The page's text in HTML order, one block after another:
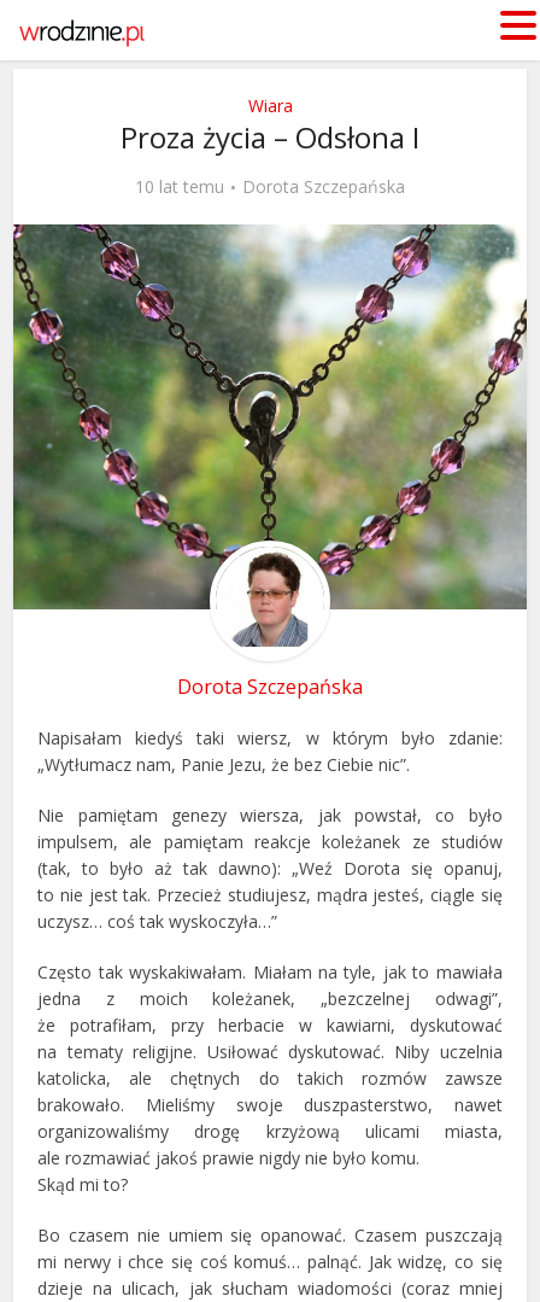
Wiara
Proza życia – Odsłona I
10 lat temu Dorota Szczepańska
Dorota Szczepańska
Napisałam kiedyś taki wiersz, w którym było zdanie:
„Wytłumacz nam, Panie Jezu, że bez Ciebie nic”.
Nie pamiętam genezy wiersza, jak powstał, co było
impulsem, ale pamiętam reakcje koleżanek ze studiów
(tak, to było aż tak dawno): „Weź Dorota się opanuj,
to nie jest tak. Przecież studiujesz, mądra jesteś, ciągle się
uczysz… coś tak wyskoczyła…”
Często tak wyskakiwałam. Miałam na tyle, jak to mawiała
jedna z moich koleżanek, „bezczelnej odwagi”,
że potrafiłam, przy herbacie w kawiarni, dyskutować
na tematy religijne. Usiłować dyskutować. Niby uczelnia
katolicka, ale chętnych do takich rozmów zawsze
brakowało. Mieliśmy swoje duszpasterstwo, nawet
organizowaliśmy drogę krzyżową ulicami miasta,
ale rozmawiać jakoś prawie nigdy nie było komu.
Skąd mi to?
Bo czasem nie umiem się opanować. Czasem puszczają
mi nerwy i chce się coś komuś… palnąć. Jak widzę, co się
dzieje na ulicach, jak słucham wiadomości (coraz mniej